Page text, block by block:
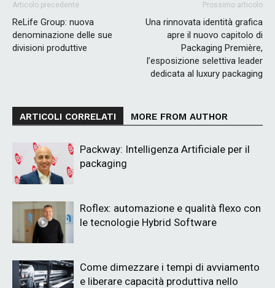
Articolo precedente
ReLife Group: nuova
denominazione delle sue
divisioni produttive
Prossimo articolo
Una rinnovata identità grafica
apre il nuovo capitolo di
Packaging Première,
l’esposizione selettiva leader
dedicata al luxury packaging
ARTICOLI CORRELATI MORE FROM AUTHOR
Packway: Intelligenza Artificiale per il
packaging
Roflex: automazione e qualità flexo con
le tecnologie Hybrid Software
Come dimezzare i tempi di avviamento
e liberare capacità produttiva nello